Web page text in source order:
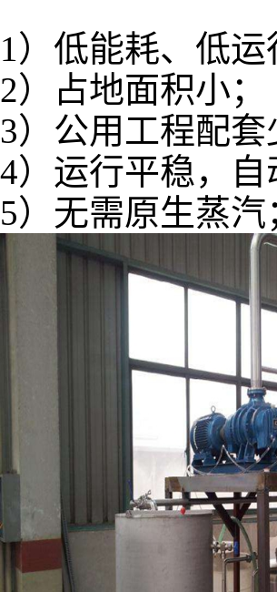
1）低能耗、低
2）占地面积小；
3）公用工程配
4）运行平稳，
5）无需原生蒸汽